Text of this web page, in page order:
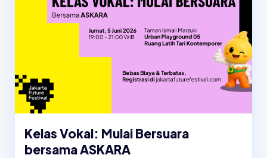
Kelas Vokal: Mulai Bersuara
bersama ASKARA